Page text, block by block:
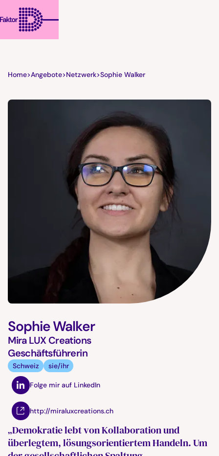
Home>Angebote>Netzwerk>Sophie Walker
Sophie Walker
Mira LUX Creations
Geschäftsführerin
Schweiz sie/ihr
Folge mir auf LinkedIn
http://miraluxcreations.ch
„Demokratie lebt von Kollaboration und
überlegtem, lösungsorientiertem Handeln. Um